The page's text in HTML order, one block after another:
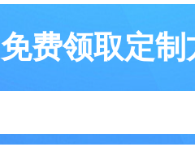
免费领取定制